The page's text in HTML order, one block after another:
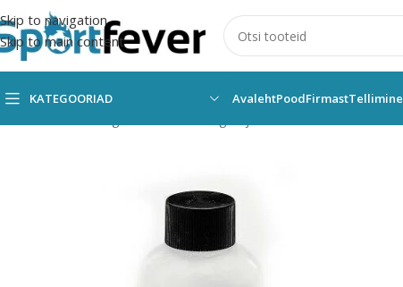
Skip to navigation
Skip to main content
KATEGOORIAD AvalehtPoodFirmastTellimine